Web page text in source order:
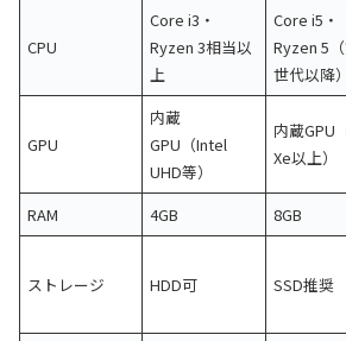
CPU
Core i3・
Ryzen 3相当以
上
Core i5・
Ryzen 5
世代以降）
GPU
内蔵
GPU（Intel
UHD等）
内蔵GPU
Xe以上）
RAM
4GB 8GB
ストレージ HDD可 SSD推奨